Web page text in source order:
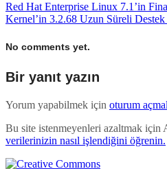
Red Hat Enterprise Linux 7.1’in
Kernel’in 3.2.68 Uzun Süreli Destek
No comments yet.
Bir yanıt yazın
Yorum yapabilmek için oturum
Bu site istenmeyenleri azaltmak için
verilerinizin nasıl işlendiğini öğrenin.